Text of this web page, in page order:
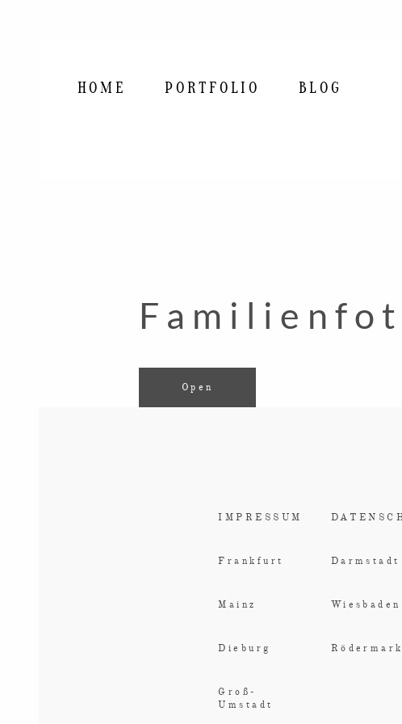
HOME PORTFOLIO BLOG
Open
IMPRESSUM
Frankfurt Darmstadt
Mainz Wiesbaden
Dieburg
Groß-
Umstadt